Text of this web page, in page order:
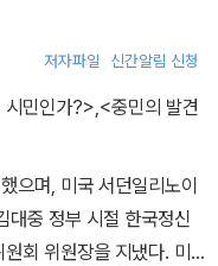
저자파일 신간알림 신청
시민인가?>,<중민의 발견
으며, 미국 서던일리노이
대중 정부 시절 한국정신
회 위원장을 지냈다. 미